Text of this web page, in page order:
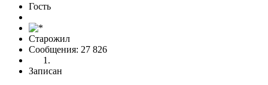
Гость
Старожил
Сообщения: 27 826
Записан